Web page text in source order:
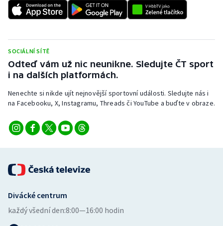
SOCIÁLNÍ SÍTĚ
Odteď vám už nic neunikne. Sledujte ČT sport
i na dalších platformách.
Nenechte si nikde ujít nejnovější sportovní události. Sledujte nás i
na Facebooku, X, Instagramu, Threads či YouTube a buďte v obraze.
Divácké centrum
každý všední den:8:00—16:00 hodin